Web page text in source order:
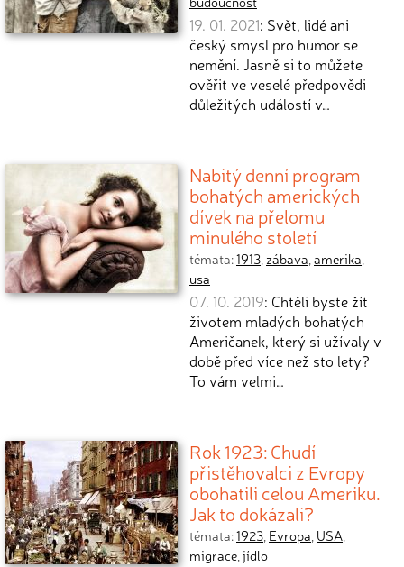
19. 01. 2021: Svět, lidé ani
český smysl pro humor se
nemění. Jasně si to můžete
ověřit ve veselé předpovědi
důležitých událostí v…
Nabitý denní program
bohatých amerických
dívek na přelomu
minulého století
témata:1913, zábava,amerika,
usa
07. 10. 2019: Chtěli byste žít
životem mladých bohatých
Američanek, který si užívaly v
době před více než sto lety?
To vám velmi…
Rok 1923: Chudí
přistěhovalci z Evropy
obohatili celou Ameriku.
Jak to dokázali?
témata:1923, Evropa, USA,
migrace,jídlo